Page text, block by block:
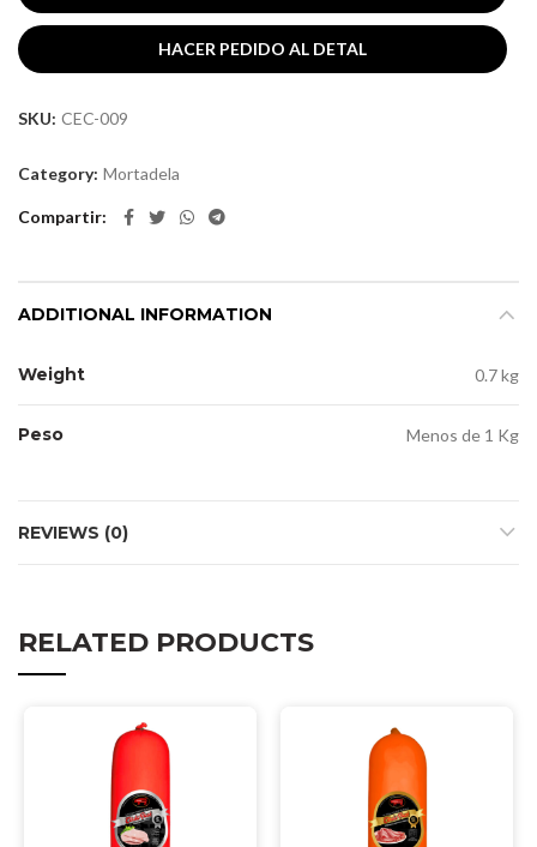
HACER PEDIDO AL DETAL
SKU: CEC-009
Category: Mortadela
Compartir
ADDITIONAL INFORMATION
Weight 0.7 kg
Peso Menos de 1 Kg
REVIEWS (0)
RELATED PRODUCTS